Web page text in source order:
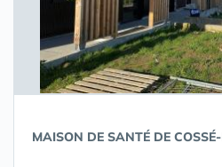
MAISON DE SANTÉ DE